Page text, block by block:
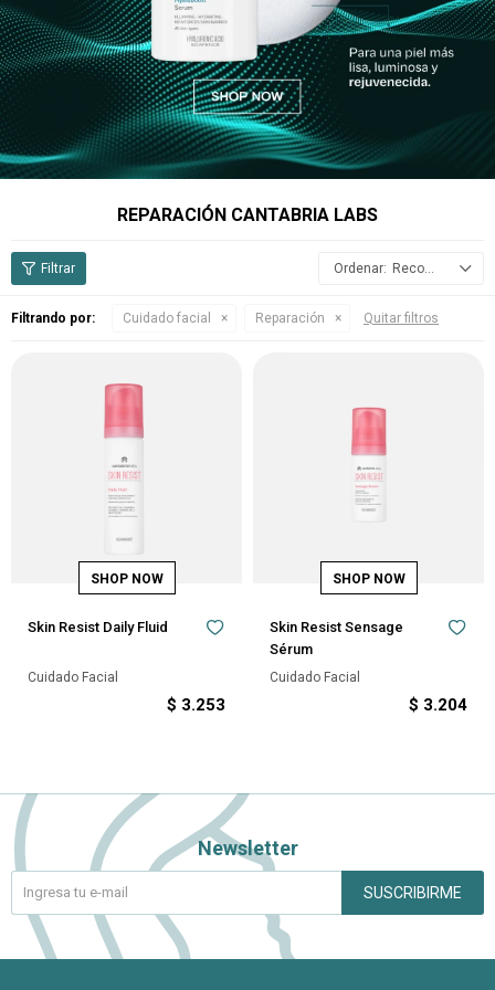
REPARACIÓN CANTABRIA LABS
Recomendados
Filtrando por: Cuidado facial Reparación Quitar filtros
Skin Resist Daily Fluid
Cuidado Facial
$ 3.253
Skin Resist Sensage
Sérum
Cuidado Facial
$ 3.204
Newsletter
SUSCRIBIRME